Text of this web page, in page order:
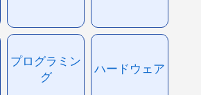
プログラミン
グ
ハードウェア